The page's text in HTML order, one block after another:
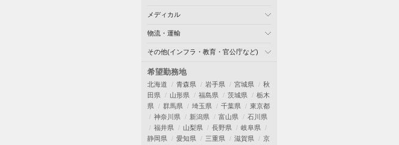
メディカル
物流・運輸
その他(インフラ・教育・官公庁など)
希望勤務地
北海道 青森県 岩手県 宮城県
秋
田県
山形県 福島県 茨城県
栃木
県
群馬県 埼玉県 千葉県
東京都
神奈川県
新潟県 富山県
石川県
福井県
山梨県 長野県
岐阜県
静岡県
愛知県 三重県 滋賀県
京